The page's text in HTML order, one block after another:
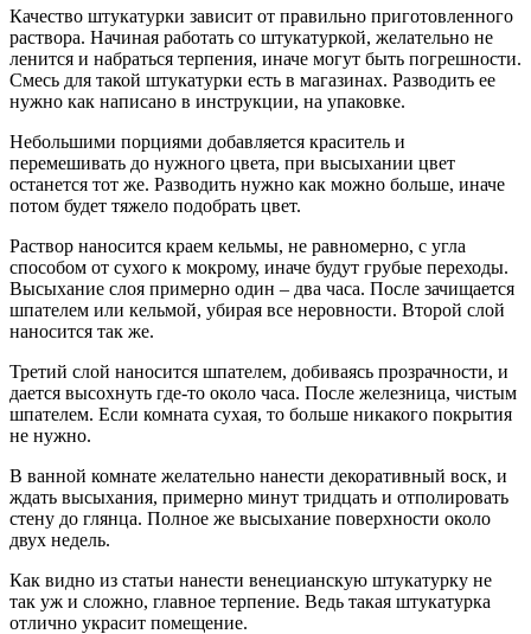
Качество штукатурки зависит от правильно приготовленного
раствора. Начиная работать со штукатуркой, желательно не
ленится и набраться терпения, иначе могут быть погрешности.
Смесь для такой штукатурки есть в магазинах. Разводить ее
нужно как написано в инструкции, на упаковке.
Небольшими порциями добавляется краситель и
перемешивать до нужного цвета, при высыхании цвет
останется тот же. Разводить нужно как можно больше, иначе
потом будет тяжело подобрать цвет.
Раствор наносится краем кельмы, не равномерно, с угла
способом от сухого к мокрому, иначе будут грубые переходы.
Высыхание слоя примерно один – два часа. После зачищается
шпателем или кельмой, убирая все неровности. Второй слой
наносится так же.
Третий слой наносится шпателем, добиваясь прозрачности, и
дается высохнуть где-то около часа. После железница, чистым
шпателем. Если комната сухая, то больше никакого покрытия
не нужно.
В ванной комнате желательно нанести декоративный воск, и
ждать высыхания, примерно минут тридцать и отполировать
стену до глянца. Полное же высыхание поверхности около
двух недель.
Как видно из статьи нанести венецианскую штукатурку не
так уж и сложно, главное терпение. Ведь такая штукатурка
отлично украсит помещение.